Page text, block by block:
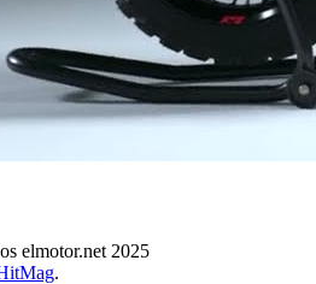
elmotor.net 2025
.